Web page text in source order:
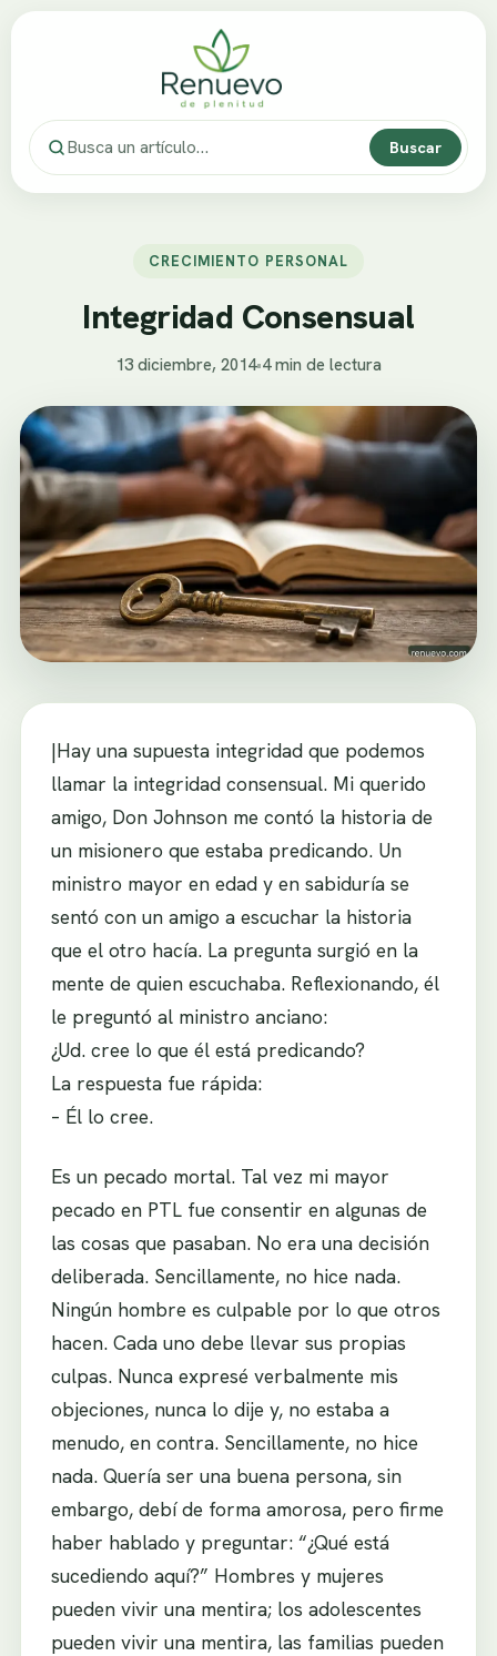
Buscar
CRECIMIENTO PERSONAL
Integridad Consensual
13 diciembre, 2014•4 min de lectura
|Hay una supuesta integridad que podemos
llamar la integridad consensual. Mi querido
amigo, Don Johnson me contó la historia de
un misionero que estaba predicando. Un
ministro mayor en edad y en sabiduría se
sentó con un amigo a escuchar la historia
que el otro hacía. La pregunta surgió en la
mente de quien escuchaba. Reflexionando, él
le preguntó al ministro anciano:
¿Ud. cree lo que él está predicando?
La respuesta fue rápida:
– Él lo cree.
Es un pecado mortal. Tal vez mi mayor
pecado en PTL fue consentir en algunas de
las cosas que pasaban. No era una decisión
deliberada. Sencillamente, no hice nada.
Ningún hombre es culpable por lo que otros
hacen. Cada uno debe llevar sus propias
culpas. Nunca expresé verbalmente mis
objeciones, nunca lo dije y, no estaba a
menudo, en contra. Sencillamente, no hice
nada. Quería ser una buena persona, sin
embargo, debí de forma amorosa, pero firme
haber hablado y preguntar: “¿Qué está
sucediendo aquí?” Hombres y mujeres
pueden vivir una mentira; los adolescentes
pueden vivir una mentira, las familias pueden